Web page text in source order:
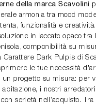
della marca Scavolini
armonia tra mood
funzionalità e
in laccato opaco tra
componibilità su
Carattere Dark Pulpis di
le tue necessità
un progetto su misura: per
abitazione, i nostri
serietà nell’acquisto. Tra